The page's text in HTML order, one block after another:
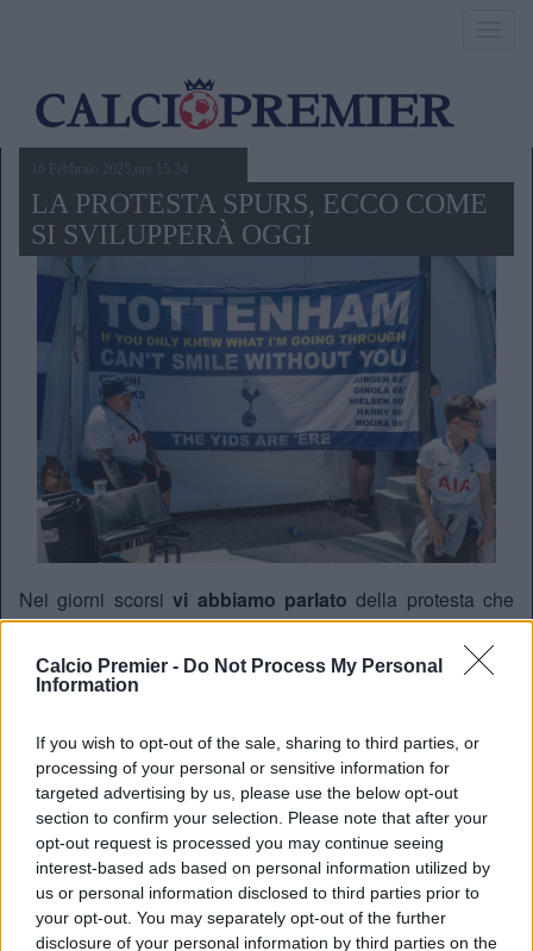
Calcio Premier - Do Not Process My Personal
Information
If you wish to opt-out of the sale, sharing to third parties, or
processing of your personal or sensitive information for
targeted advertising by us, please use the below opt-out
section to confirm your selection. Please note that after your
opt-out request is processed you may continue seeing
interest-based ads based on personal information utilized by
us or personal information disclosed to third parties prior to
your opt-out. You may separately opt-out of the further
disclosure of your personal information by third parties on the
16 Febbraio 2025,ore 15.34
LA PROTESTA SPURS, ECCO COME
SI SVILUPPERÀ OGGI
Nei giorni scorsivi abbiamo parlato della protesta che
andrà in scena oggi a Londra. I tifosi del Tottenham
manifesteranno contro la proprietà Levy, poco prima del
match contro il Manchester United. Sky Sports ha
Ovviamente il bersaglio numero uno è proprio Levy, che
non sempre accetta di buon grado queste accuse. I risultati
del Tottenham del dopo Pochettino sono negativi, con la
sala dei trofeiche ormai è vuota da tempo. Inoltre ci sono
anche altre motivazioni, come il tentativo di creazione
dellaSuperlega, l’aumento del costo dei biglietti, e
appunto i risultati sportivi